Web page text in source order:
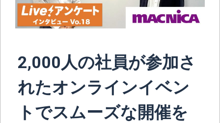
2,000人の社員が参加さ
れたオンラインイベン
トでスムーズな開催を